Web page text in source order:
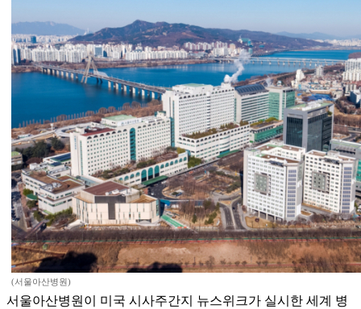
(서울아산병원)
서울아산병원이 미국 시사주간지 뉴스위크가 실시한 세계 병